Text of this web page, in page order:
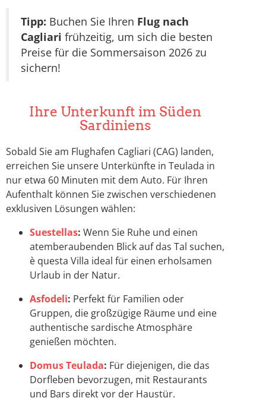
Tipp: Buchen Sie Ihren Flug nach
Cagliari frühzeitig, um sich die besten
Preise für die Sommersaison 2026 zu
sichern!
Ihre Unterkunft im Süden
Sardiniens
Sobald Sie am Flughafen Cagliari (CAG) landen,
erreichen Sie unsere Unterkünfte in Teulada in
nur etwa 60 Minuten mit dem Auto. Für Ihren
Aufenthalt können Sie zwischen verschiedenen
exklusiven Lösungen wählen:
Suestellas: Wenn Sie Ruhe und einen
atemberaubenden Blick auf das Tal suchen,
è questa Villa ideal für einen erholsamen
Urlaub in der Natur.
Asfodeli: Perfekt für Familien oder
Gruppen, die großzügige Räume und eine
authentische sardische Atmosphäre
genießen möchten.
Domus Teulada: Für diejenigen, die das
Dorfleben bevorzugen, mit Restaurants
und Bars direkt vor der Haustür.